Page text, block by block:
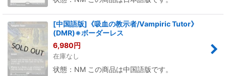
[中国語版]《吸血の教示者/Vampiric Tutor》
(DMR)※ボーダーレス
6,980円
在庫なし
状態：NM この商品は中国語版です。